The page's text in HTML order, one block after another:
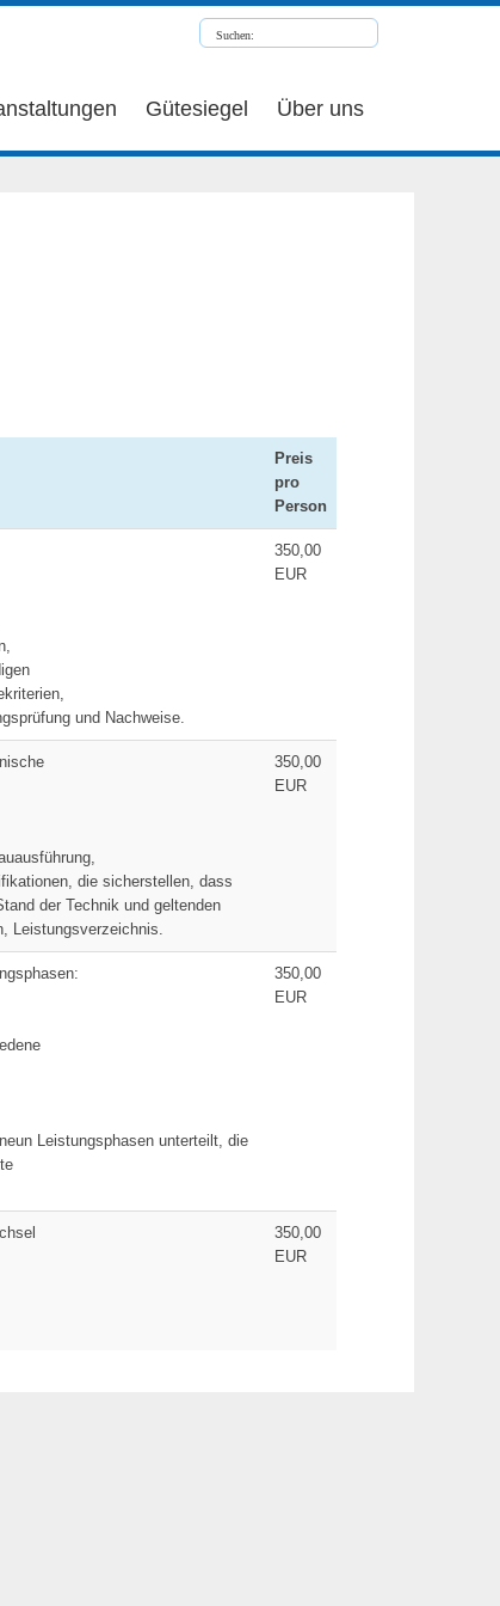
Gütesiegel Über uns
Preis
pro
Person
und Nachweise.
350,00
EUR
die sicherstellen, dass
der Technik und geltenden
Leistungsverzeichnis.
350,00
EUR
Leistungsphasen unterteilt, die
350,00
EUR
350,00
EUR